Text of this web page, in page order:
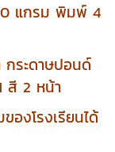
แกรม พิมพ์ 4
ระดาษปอนด์
สี 2 หน้า
องโรงเรียนได้